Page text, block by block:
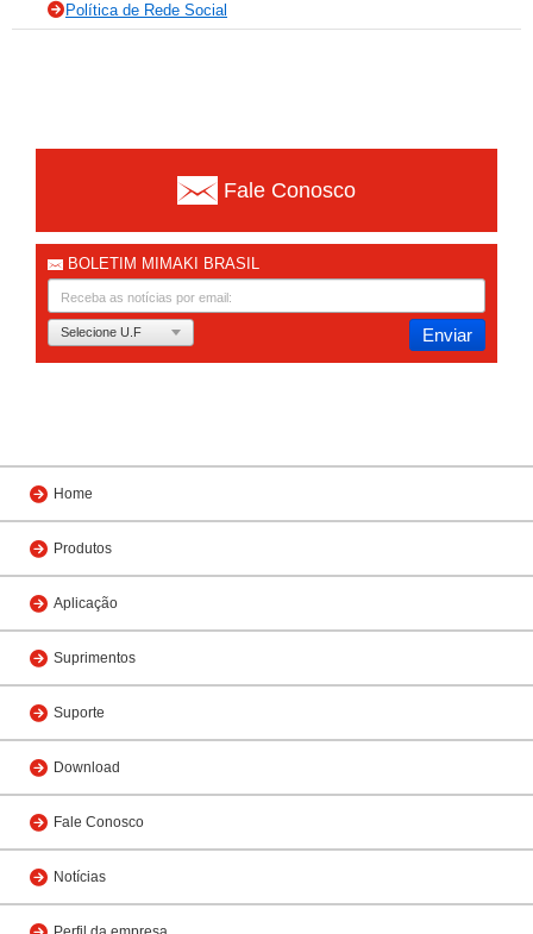
Política de Rede Social
Fale Conosco
BOLETIM MIMAKI BRASIL
Home
Produtos
Aplicação
Suprimentos
Suporte
Download
Fale Conosco
Notícias